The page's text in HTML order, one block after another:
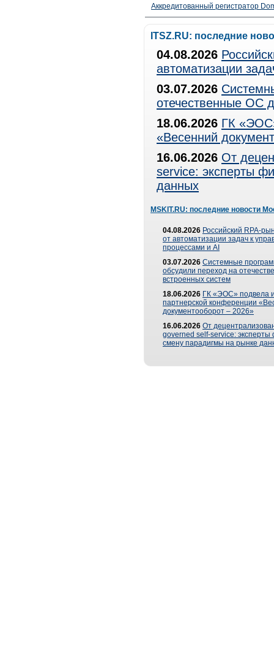
Аккредитованный регистратор
ITSZ.RU: последние
04.08.2026
автоматизации
03.07.2026
отечественные ОС
18.06.2026 ГК
«Весенний
16.06.2026 От
service: эксперты
данных
MSKIT.RU: последние новости
04.08.2026 Российский RPA-
от автоматизации задач к
процессами и AI
03.07.2026 Системные
обсудили переход на
встроенных систем
18.06.2026 ГК «ЭОС» подвела
партнерской конференции
документооборот – 2026»
16.06.2026 От
governed self-service: эксперты
смену парадигмы на рынке